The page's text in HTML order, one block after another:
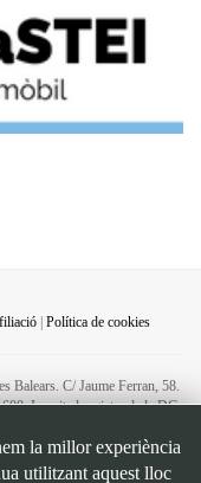
| Política de cookies
Balears. C/ Jaume Ferran, 58.
Inscrit al registre de la DG
licensed underMIT License.
la millor experiència
utilitzant aquest lloc